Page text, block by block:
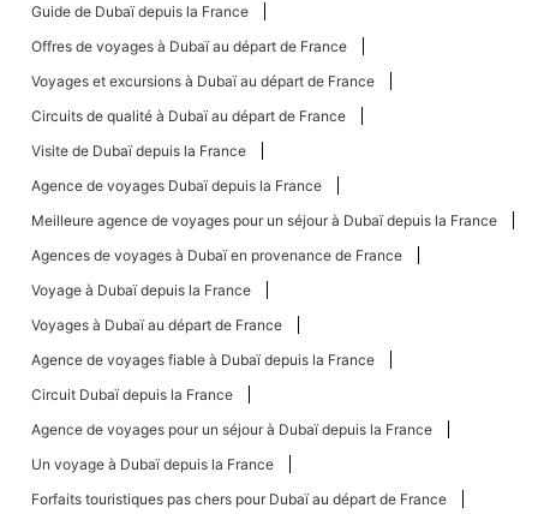
Guide de Dubaï depuis la France
Offres de voyages à Dubaï au départ de France
Voyages et excursions à Dubaï au départ de France
Circuits de qualité à Dubaï au départ de France
Visite de Dubaï depuis la France
Agence de voyages Dubaï depuis la France
Meilleure agence de voyages pour un séjour à Dubaï depuis la France
Agences de voyages à Dubaï en provenance de France
Voyage à Dubaï depuis la France
Voyages à Dubaï au départ de France
Agence de voyages fiable à Dubaï depuis la France
Circuit Dubaï depuis la France
Agence de voyages pour un séjour à Dubaï depuis la France
Un voyage à Dubaï depuis la France
Forfaits touristiques pas chers pour Dubaï au départ de France